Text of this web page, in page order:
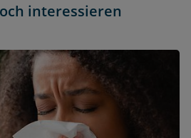
interessieren